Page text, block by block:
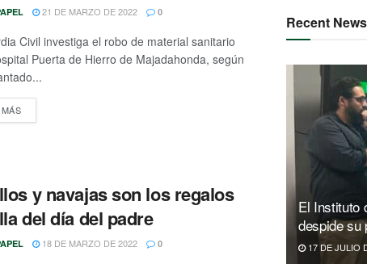
21 DE MARZO DE 2022 0
Civil investiga el robo de material sanitario
Puerta de Hierro de Majadahonda, según
DETAILS
y navajas son los regalos
del día del padre
18 DE MARZO DE 2022 0
Recent News
El Instituto
despide su
17 DE JULIO